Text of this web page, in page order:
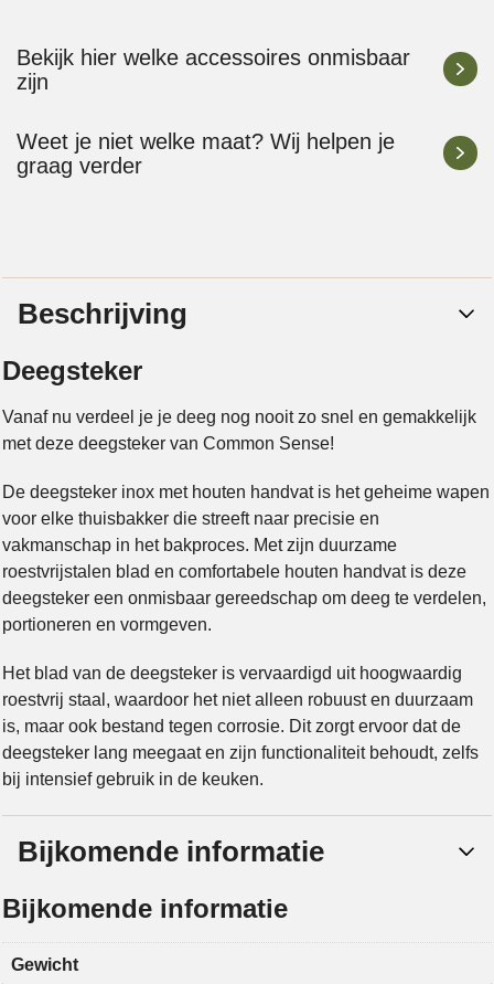
Bekijk hier welke accessoires onmisbaar
zijn
Weet je niet welke maat? Wij helpen je
graag verder
Beschrijving
Deegsteker
Vanaf nu verdeel je je deeg nog nooit zo snel en gemakkelijk
met deze deegsteker van Common Sense!
De deegsteker inox met houten handvat is het geheime wapen
voor elke thuisbakker die streeft naar precisie en
vakmanschap in het bakproces. Met zijn duurzame
roestvrijstalen blad en comfortabele houten handvat is deze
deegsteker een onmisbaar gereedschap om deeg te verdelen,
portioneren en vormgeven.
Het blad van de deegsteker is vervaardigd uit hoogwaardig
roestvrij staal, waardoor het niet alleen robuust en duurzaam
is, maar ook bestand tegen corrosie. Dit zorgt ervoor dat de
deegsteker lang meegaat en zijn functionaliteit behoudt, zelfs
bij intensief gebruik in de keuken.
Bijkomende informatie
Bijkomende informatie
Gewicht